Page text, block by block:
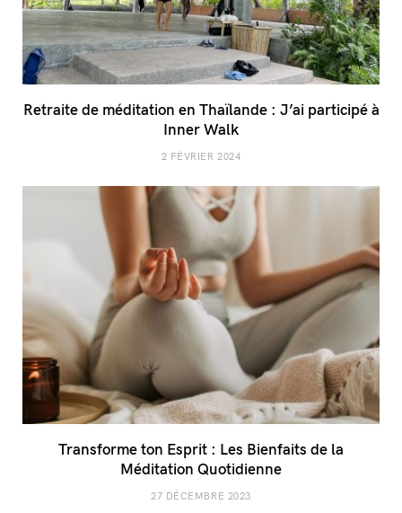
Retraite de méditation en Thaïlande : J’ai participé à
Inner Walk
2 FÉVRIER 2024
Transforme ton Esprit : Les Bienfaits de la
Méditation Quotidienne
27 DÉCEMBRE 2023